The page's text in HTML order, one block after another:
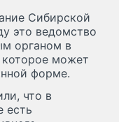
Сибирской
это ведомство
органом в
может
форме.
что в
есть